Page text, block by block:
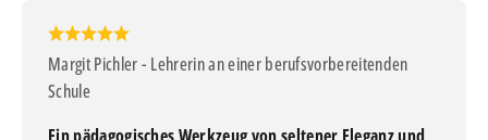
Margit Pichler - Lehrerin an einer berufsvorbereitenden
Schule